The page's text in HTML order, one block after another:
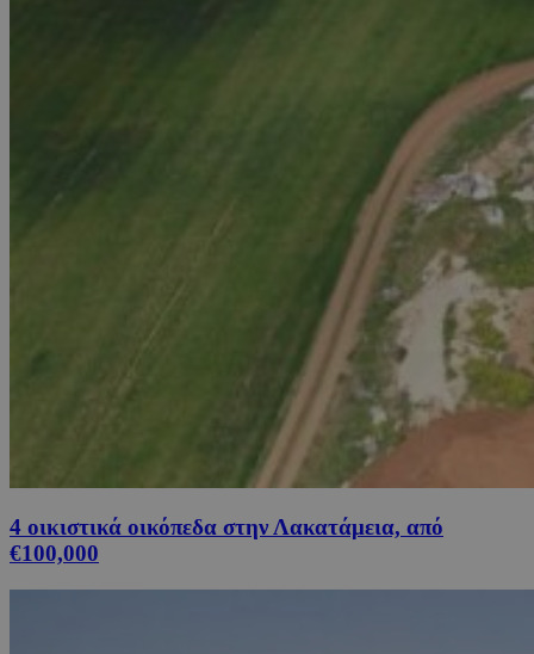
4 οικιστικά οικόπεδα στην Λακατάμεια, από
€100,000